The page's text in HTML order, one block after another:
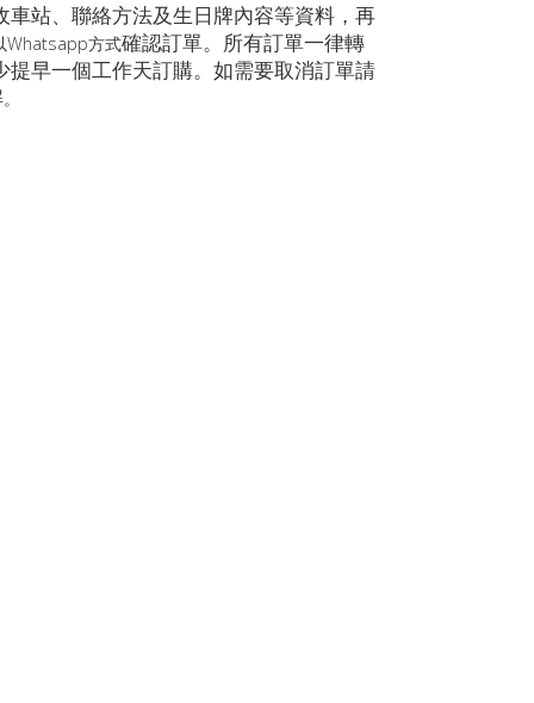
站、聯絡方法及生日牌內容等資料，再
Whatsapp方式確認訂單。所有訂單一律轉
早一個工作天訂購。如需要取消訂單請
。